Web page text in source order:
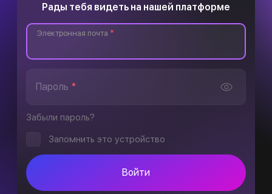
Рады тебя видеть на нашей платформе
Электронная почта *
Пароль *
Забыли пароль?
Запомнить это устройство
Войти